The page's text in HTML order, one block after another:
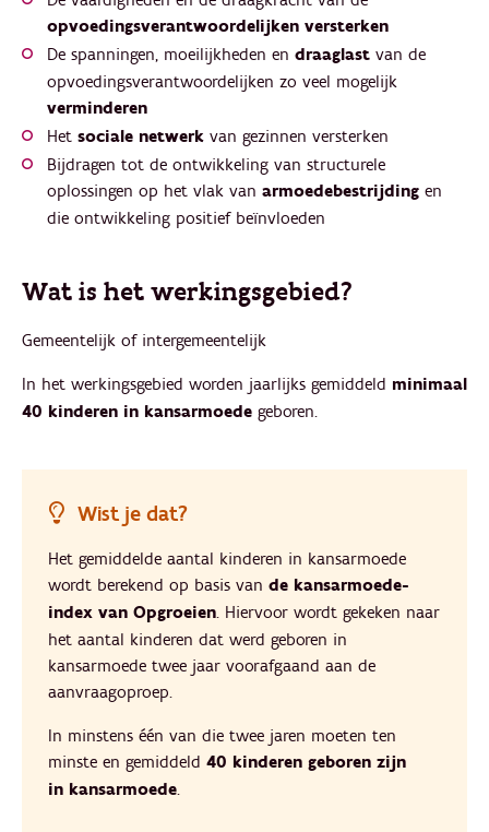
opvoedingsverantwoordelijken versterken
De spanningen, moeilijkheden en draaglast van de
opvoedingsverantwoordelijken zo veel mogelijk
verminderen
Het sociale netwerk van gezinnen versterken
Bijdragen tot de ontwikkeling van structurele
oplossingen op het vlak van armoedebestrijding en
die ontwikkeling positief beïnvloeden
Wat is het werkingsgebied?
Gemeentelijk of intergemeentelijk
In het werkingsgebied worden jaarlijks gemiddeld minimaal
40 kinderen in kansarmoede geboren.
Wist je dat?
Het gemiddelde aantal kinderen in kansarmoede
wordt berekend op basis van de kansarmoede-
index van Opgroeien. Hiervoor wordt gekeken naar
het aantal kinderen dat werd geboren in
kansarmoede twee jaar voorafgaand aan de
aanvraagoproep.
In minstens één van die twee jaren moeten ten
minste en gemiddeld 40 kinderen geboren zijn
in kansarmoede.